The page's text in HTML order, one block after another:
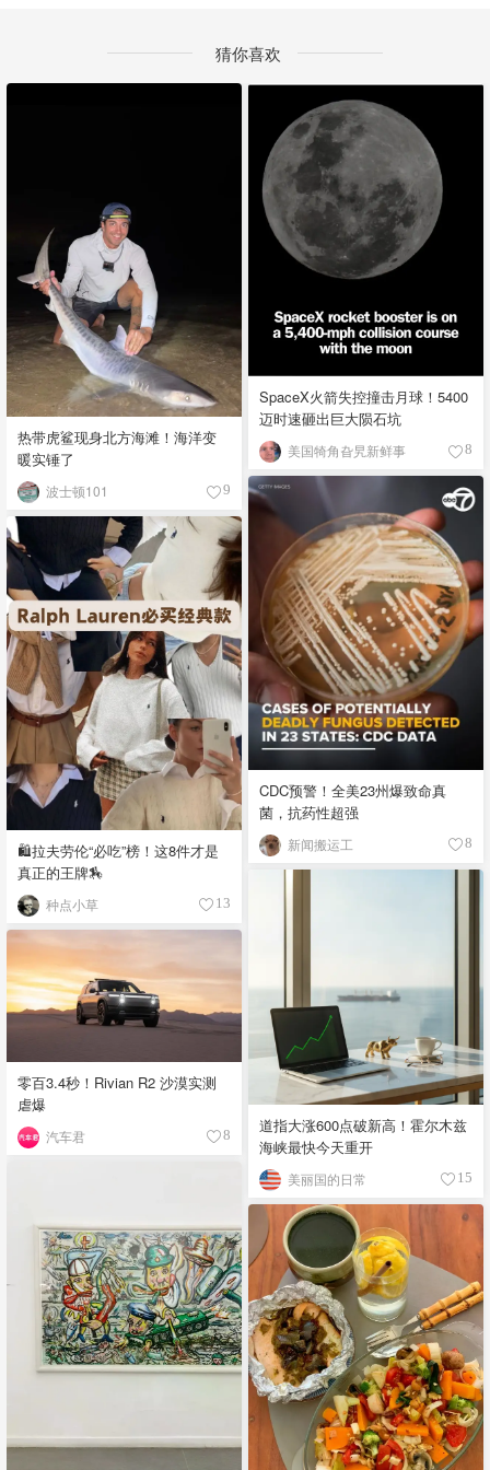
猜你喜欢
热带虎鲨现身北方海滩！海洋变
暖实锤了
波士顿101 9
SpaceX火箭失控撞击月球！5400
迈时速砸出巨大陨石坑
美国犄角旮旯新鲜事 8
CDC预警！全美23州爆致命真
菌，抗药性超强
新闻搬运工 8
🛍️拉夫劳伦“必吃”榜！这8件才是
真正的王牌🏇
种点小草 13
道指大涨600点破新高！霍尔木兹
海峡最快今天重开
美丽国的日常 15
零百3.4秒！Rivian R2 沙漠实测
虐爆
汽车君 8